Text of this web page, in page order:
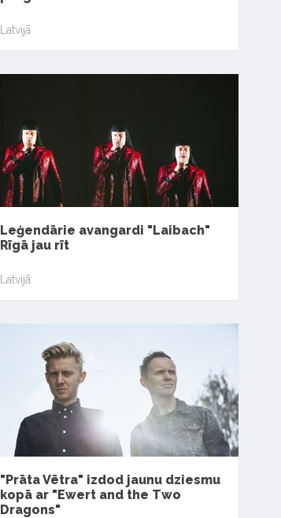
Latvijā
Leģendārie avangardi "Laibach"
Rīgā jau rīt
Latvijā
"Prāta Vētra" izdod jaunu dziesmu
kopā ar "Ewert and the Two
Dragons"